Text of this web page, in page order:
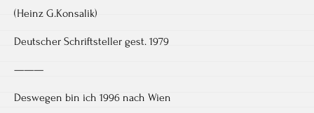
(Heinz G.Konsalik)
Deutscher Schriftsteller gest. 1979
———
Deswegen bin ich 1996 nach Wien